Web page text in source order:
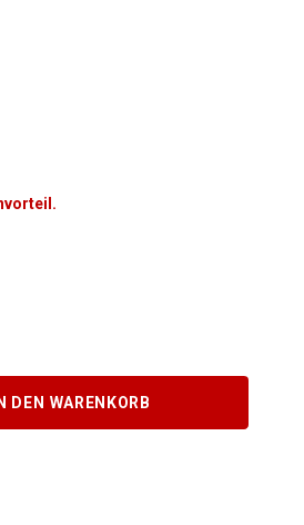
gewünschten Wert ein oder benutze die
IN DEN WARENKORB